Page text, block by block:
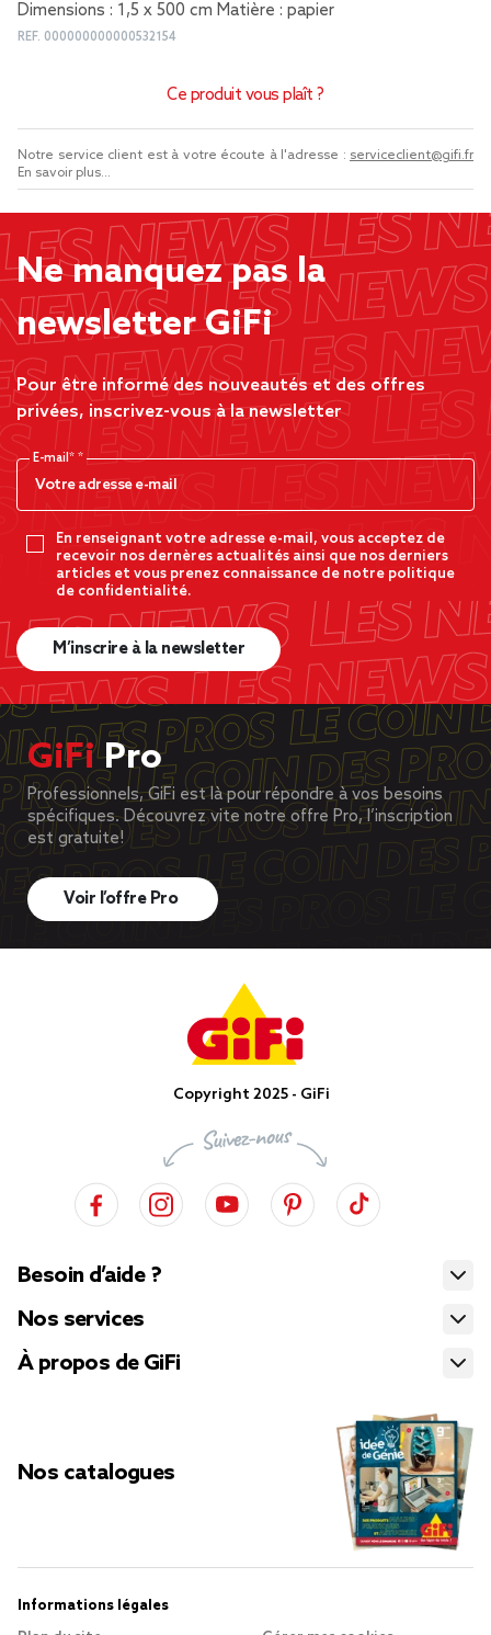
Dimensions : 1,5 x 500 cm Matière : papier
REF. 000000000000532154
Ce produit vous plaît ?
Notre service client est à votre écoute à l'adresse : serviceclient@gifi.fr
En savoir plus...
Ne manquez pas la
newsletter GiFi
Pour être informé des nouveautés et des offres
privées, inscrivez-vous à la newsletter
E-mail*
En renseignant votre adresse e-mail, vous acceptez de
recevoir nos dernères actualités ainsi que nos derniers
articles et vous prenez connaissance de notre politique
de confidentialité.
M’inscrire à la newsletter
GiFiPro
Professionnels, GiFi est là pour répondre à vos besoins
spécifiques. Découvrez vite notre offre Pro, l’inscription
est gratuite!
Voir l’offre Pro
Copyright 2025 - GiFi
Besoin d’aide ?
Nos services
À propos de GiFi
Nos catalogues
Informations légales